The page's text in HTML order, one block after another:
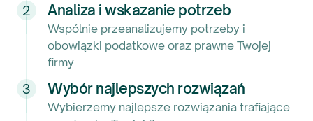
Wygodna organizacja obiegu
dokumentów. Pracownicy posługują się
różnymi językami, co ułatwia
Tetiana Andriienkо
Księgowa
,Ramrenta sp. z o.o.
2 Analiza i wskazanie potrzeb
Wspólnie przeanalizujemy potrzeby i
obowiązki podatkowe oraz prawne Twojej
firmy
3 Wybór najlepszych rozwiązań
Wybierzemy najlepsze rozwiązania trafiające